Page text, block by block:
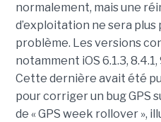
normalement, mais une
d’exploitation ne sera plus
problème. Les versions
notamment iOS 6.1.3,
Cette dernière avait été
pour corriger un bug GPS
de « GPS week rollover »,